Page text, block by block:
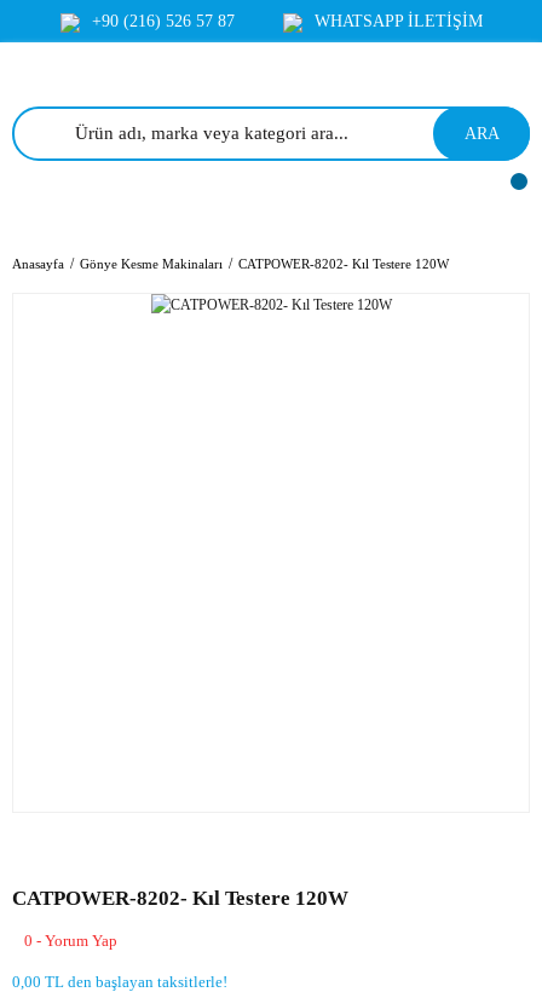
+90 (216) 526 57 87 WHATSAPP İLETİŞİM
ARA
Anasayfa Gönye Kesme Makinaları CATPOWER-8202- Kıl Testere 120W
CATPOWER-8202- Kıl Testere 120W
0 - Yorum Yap
0,00 TL den başlayan taksitlerle!